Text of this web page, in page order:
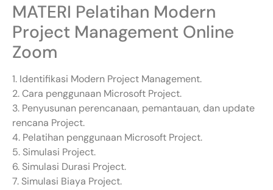
MATERI Pelatihan Modern
Project Management Online
Zoom
1. Identifikasi Modern Project Management.
2. Cara penggunaan Microsoft Project.
3. Penyusunan perencanaan, pemantauan, dan update
rencana Project.
4. Pelatihan penggunaan Microsoft Project.
5. Simulasi Project.
6. Simulasi Durasi Project.
7. Simulasi Biaya Project.